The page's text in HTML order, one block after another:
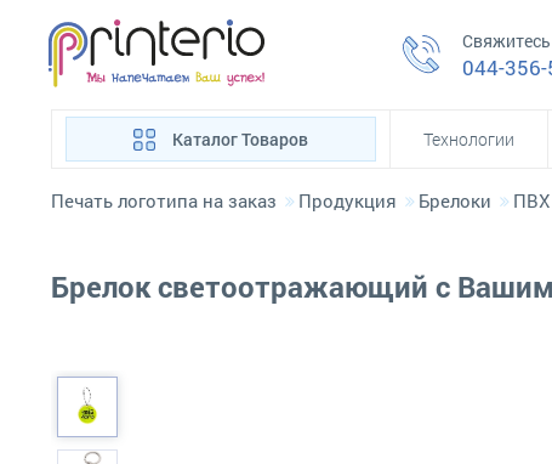
044-
Каталог Товаров Технологии
Печать логотипа на заказ Продукция Брелоки ПВХ
Брелок светоотражающий с